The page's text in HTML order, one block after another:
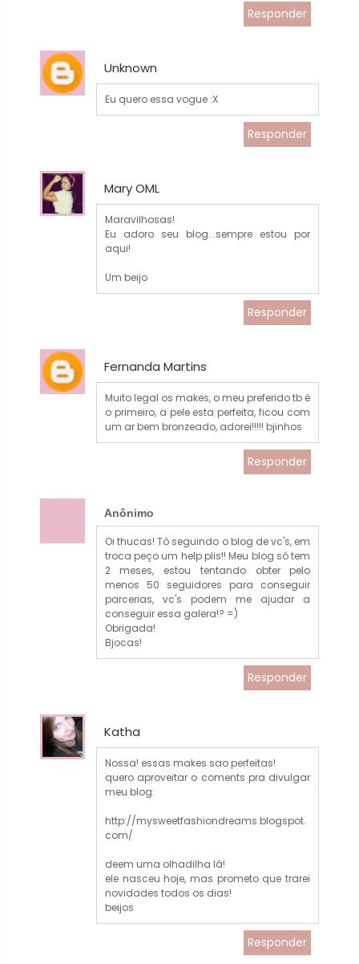
Responder
Unknown
Eu quero essa vogue :X
Responder
Mary OML
Maravilhosas!
Eu adoro seu blog...sempre estou por
aqui!
Um beijo
Responder
Fernanda Martins
Muito legal os makes, o meu preferido tb é
o primeiro, a pele esta perfeita, ficou com
um ar bem bronzeado, adorei!!!!! bjinhos
Responder
Anônimo
Oi thucas! Tô seguindo o blog de vc's, em
troca peço um help plis!! Meu blog só tem
2 meses, estou tentando obter pelo
menos 50 seguidores para conseguir
parcerias, vc's podem me ajudar a
conseguir essa galera!? =)
Obrigada!
Bjocas!
Responder
Katha
Nossa! essas makes sao perfeitas!
quero aproveitar o coments pra divulgar
meu blog:
http://mysweetfashiondreams.blogspot.
com/
deem uma olhadilha lá!
ele nasceu hoje, mas prometo que trarei
novidades todos os dias!
beijos
Responder